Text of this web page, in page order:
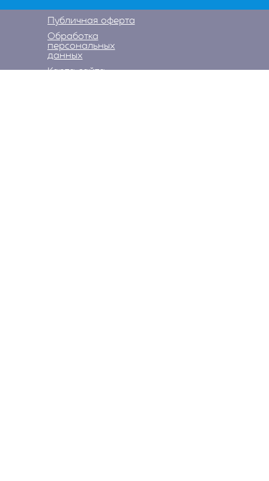
Публичная оферта
Обработка
персональных
данных
Карта сайта